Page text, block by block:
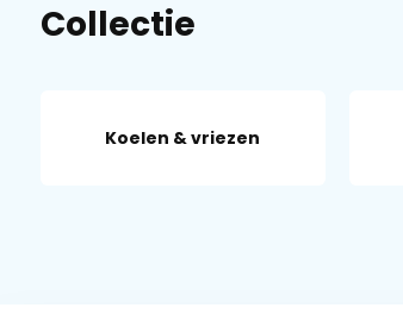
Collectie
Koelen & vriezen